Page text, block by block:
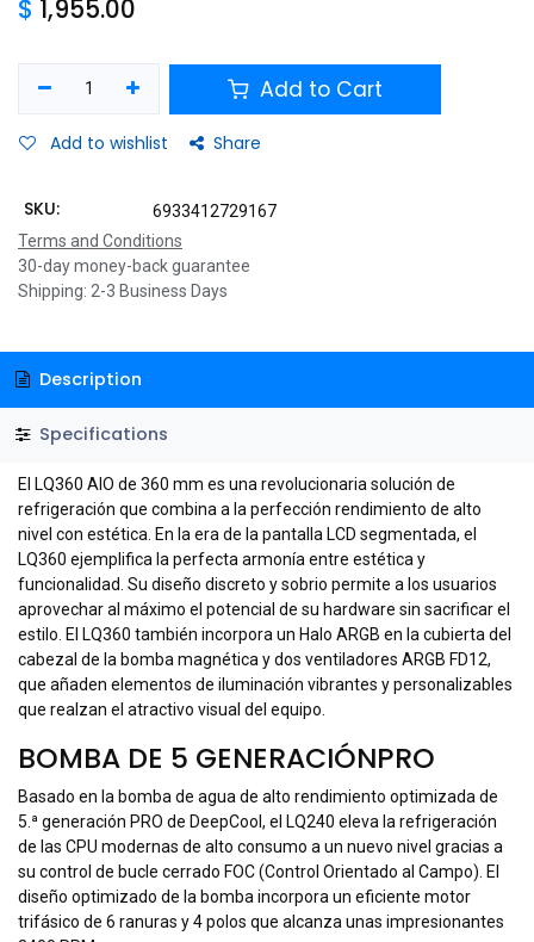
Shop
Componentes
LGA1700/AM5 R-LQ360-BKLSMW-G-1 11M DE GARANTIA
ENFRIAMIENTO DEEPCOOL
LGA1700/AM5 R-LQ360-
BKLSMW-G-1 11M DE GARANTIA
$1,955.00
Add to wishlist
SKU:
6933412729167
Terms and Conditions
30-day money-back guarantee
Shipping: 2-3 Business Days
Description
refrigeración que combina a la perfección rendimiento de alto
nivel con estética. En la era de la pantalla LCD segmentada, el
LQ360 ejemplifica la perfecta armonía entre estética y
funcionalidad. Su diseño discreto y sobrio permite a los usuarios
aprovechar al máximo el potencial de su hardware sin sacrificar el
estilo. El LQ360 también incorpora un Halo ARGB en la cubierta del